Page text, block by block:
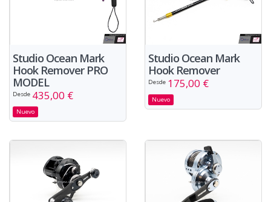
Studio Ocean Mark
Hook Remover PRO
MODEL
Desde 435,00 €
Nuevo
Studio Ocean Mark
Hook Remover
Desde 175,00 €
Nuevo